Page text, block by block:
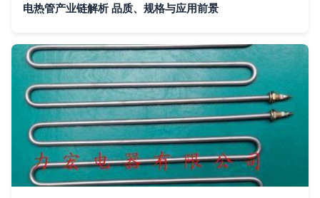
电热管产业链解析 品质、规格与应用前景